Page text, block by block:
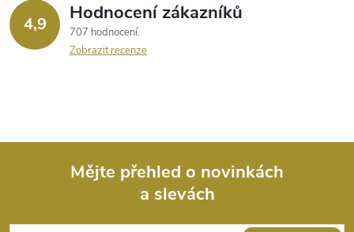
4,9 Hodnocení zákazníků
707 hodnocení
Zobrazit recenze
Mějte přehled o novinkách
a slevách